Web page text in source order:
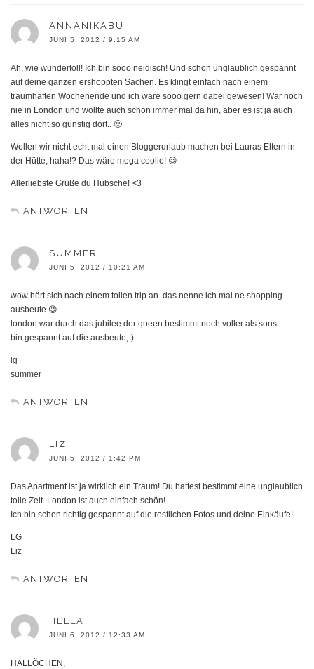
ANNANIKABU
JUNI 5, 2012 / 9:15 AM
Ah, wie wundertoll! Ich bin sooo neidisch! Und schon unglaublich gespannt
auf deine ganzen ershoppten Sachen. Es klingt einfach nach einem
traumhaften Wochenende und ich wäre sooo gern dabei gewesen! War noch
nie in London und wollte auch schon immer mal da hin, aber es ist ja auch
alles nicht so günstig dort.. 🙁
Wollen wir nicht echt mal einen Bloggerurlaub machen bei Lauras Eltern in
der Hütte, haha!? Das wäre mega coolio! 😉
Allerliebste Grüße du Hübsche! <3
ANTWORTEN
SUMMER
JUNI 5, 2012 / 10:21 AM
wow hört sich nach einem tollen trip an. das nenne ich mal ne shopping
ausbeute 😉
london war durch das jubilee der queen bestimmt noch voller als sonst.
bin gespannt auf die ausbeute;-)
lg
summer
ANTWORTEN
LIZ
JUNI 5, 2012 / 1:42 PM
Das Apartment ist ja wirklich ein Traum! Du hattest bestimmt eine unglaublich
tolle Zeit. London ist auch einfach schön!
Ich bin schon richtig gespannt auf die restlichen Fotos und deine Einkäufe!
LG
Liz
ANTWORTEN
HELLA
JUNI 6, 2012 / 12:33 AM
HALLÖCHEN,